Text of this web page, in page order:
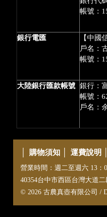
帳號：
銀行電匯
【中國
戶名：
帳號：
大陸銀行匯款帳號 銀行：
帳號：
戶名：
購物須知 運費說明
營業時間：週二至週六 13：
40354台中市西區台灣大道
© 2026 古農真壺有限公司 /